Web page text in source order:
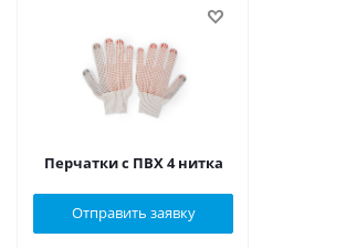
Перчатки с ПВХ 4 нитка
Отправить заявку